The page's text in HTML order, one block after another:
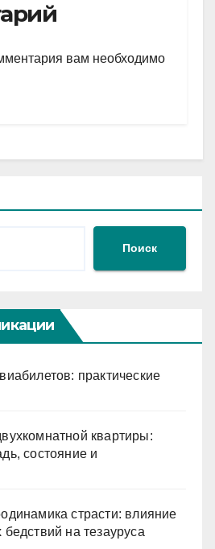
A
p
и
вам необходимо
Поиск
практические
квартиры:
состояние и
страсти: влияние
на тезауруса